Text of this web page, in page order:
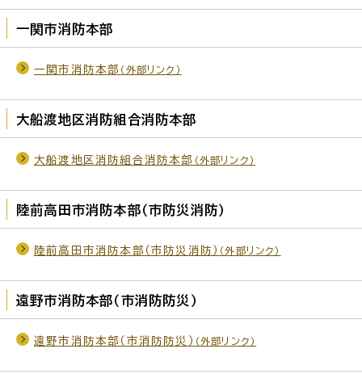
一関市消防本部
一関市消防本部 （外部リンク）
大船渡地区消防組合消防本部
大船渡地区消防組合消防本部 （外部リンク）
陸前高田市消防本部（市防災消防）
陸前高田市消防本部（市防災消防） （外部リンク）
遠野市消防本部（市消防防災）
遠野市消防本部（市消防防災） （外部リンク）